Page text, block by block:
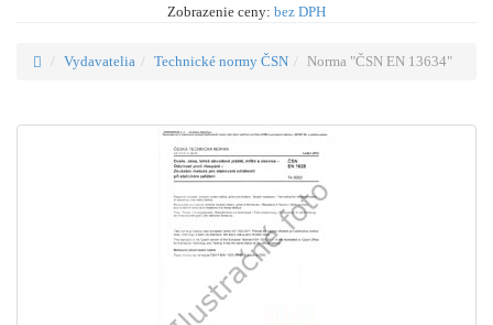
Zobrazenie ceny: bez DPH
Vydavatelia Technické normy ČSN Norma "ČSN EN 13634"